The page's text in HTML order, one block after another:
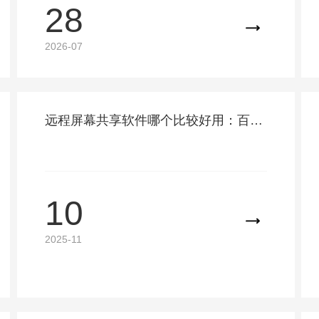
青岛全域企业上门对接，是本地政企、工
厂、中小企业优选 IT 外包合作方。
28
2026-07
远程屏幕共享软件哪个比较好用：百迅科技自研系统更贴合保险场景
10
2025-11